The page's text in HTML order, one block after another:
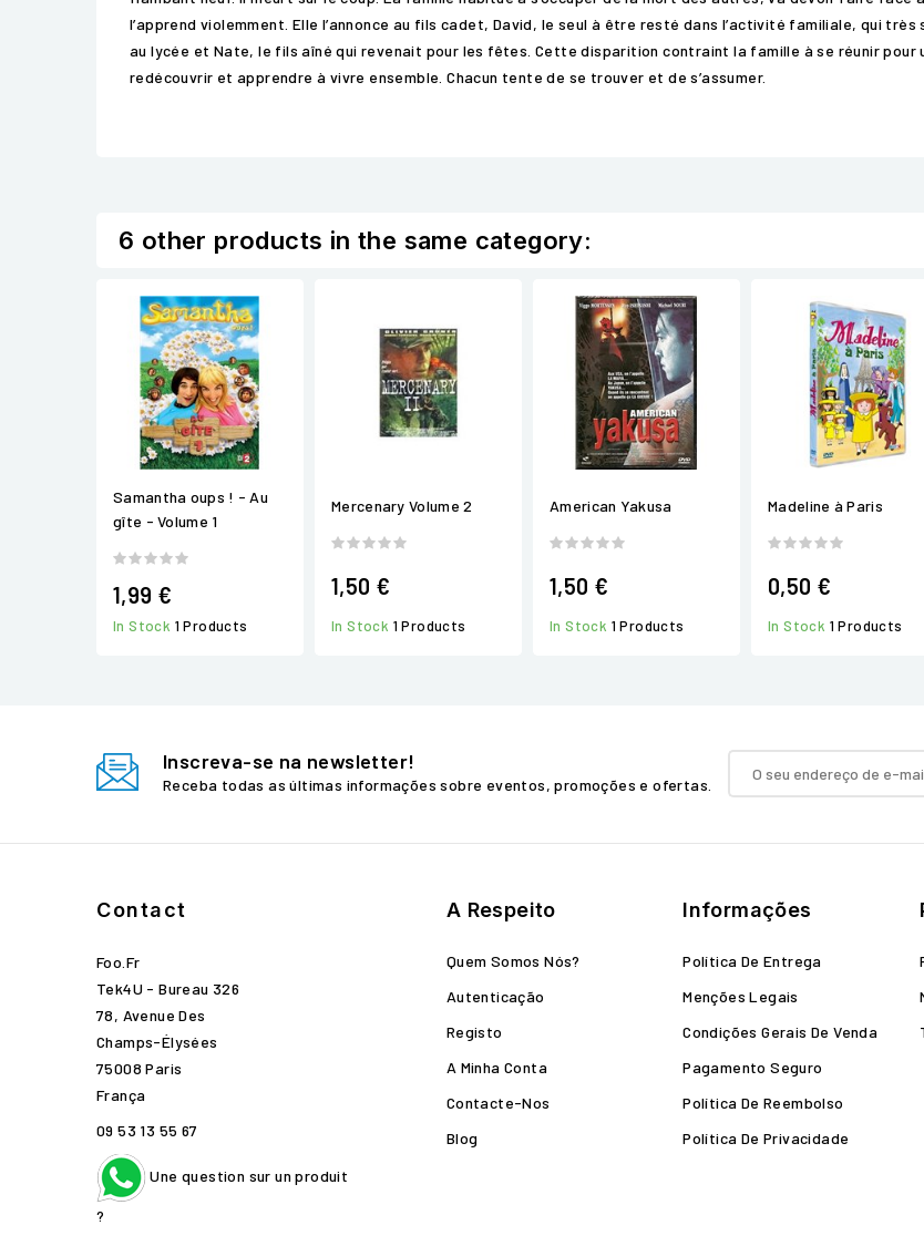
l’apprend violemment. Elle l’annonce au fils cadet, David, le seul à être resté dans l’activité familiale, qui
au lycée et Nate, le fils aîné qui revenait pour les fêtes. Cette disparition contraint la famille à se réunir pour
redécouvrir et apprendre à vivre ensemble. Chacun tente de se trouver et de s’assumer.
6 other products in the same category:
Samantha oups ! - Au
gîte - Volume 1
1,99 €
In Stock 1 Products
Mercenary Volume 2
1,50 €
In Stock 1 Products
American Yakusa
1,50 €
In Stock 1 Products
Madeline à Paris
0,50 €
In Stock 1 Products
Inscreva-se na newsletter!
Receba todas as últimas informações sobre eventos, promoções e ofertas.
Contact
Foo.fr
Tek4U - Bureau 326
78, Avenue Des
Champs-Élysées
75008 Paris
França
09 53 13 55 67
Une question sur un produit
?
A Respeito
Quem Somos Nós?
Autenticação
Registo
A Minha Conta
Contacte-Nos
Blog
Informações
Política De Entrega
Menções Legais
Condições Gerais De Venda
Pagamento Seguro
Política De Reembolso
Política De Privacidade